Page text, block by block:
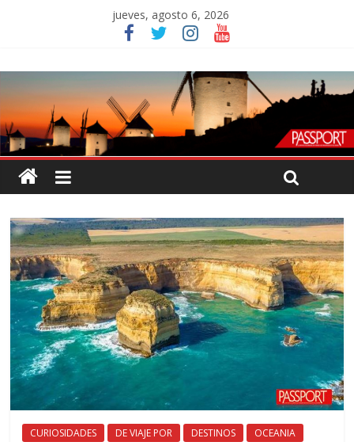
jueves, agosto 6, 2026
CURIOSIDADES DE VIAJE POR DESTINOS OCEANIA